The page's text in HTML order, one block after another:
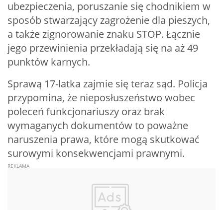
ubezpieczenia, poruszanie się chodnikiem w
sposób stwarzający zagrożenie dla pieszych,
a także zignorowanie znaku STOP. Łącznie
jego przewinienia przekładają się na aż 49
punktów karnych.
Sprawą 17-latka zajmie się teraz sąd. Policja
przypomina, że nieposłuszeństwo wobec
poleceń funkcjonariuszy oraz brak
wymaganych dokumentów to poważne
naruszenia prawa, które mogą skutkować
surowymi konsekwencjami prawnymi.